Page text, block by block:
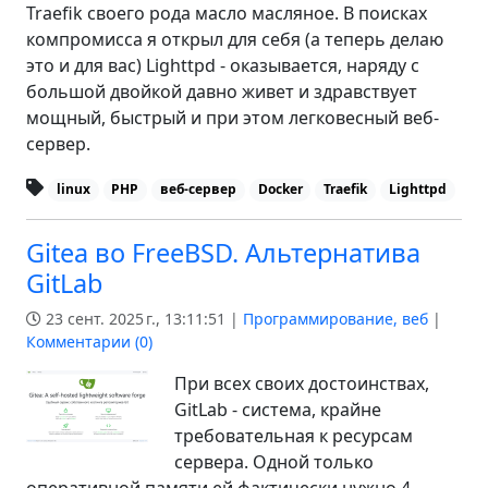
Traefik своего рода масло масляное. В поисках
компромисса я открыл для себя (а теперь делаю
это и для вас) Lighttpd - оказывается, наряду с
большой двойкой давно живет и здравствует
мощный, быстрый и при этом легковесный веб-
сервер.
linux PHP веб-сервер Docker Traefik Lighttpd
Gitea во FreeBSD. Альтернатива
GitLab
23 сент. 2025 г., 13:11:51 | Программирование, веб |
Комментарии (0)
При всех своих достоинствах,
GitLab - система, крайне
требовательная к ресурсам
сервера. Одной только